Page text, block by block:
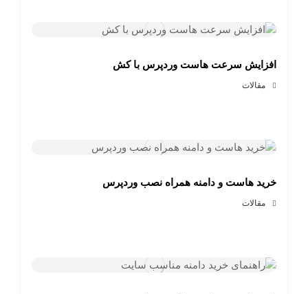
افزایش سرعت هاست وردپرس با کش
مقالات
خرید هاست و دامنه همراه نصب وردپرس
مقالات